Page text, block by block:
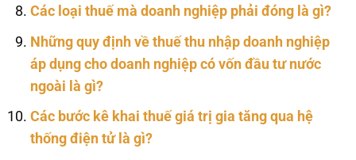
Các loại thuế mà doanh nghiệp phải đóng là gì?
Những quy định về thuế thu nhập doanh nghiệp
áp dụng cho doanh nghiệp có vốn đầu tư nước
ngoài là gì?
Các bước kê khai thuế giá trị gia tăng qua hệ
thống điện tử là gì?